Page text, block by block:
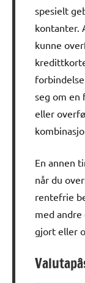
spesielt
kontanter.
kunne
seg om en
eller
En annen
når du
rentefrie
med
gjort eller